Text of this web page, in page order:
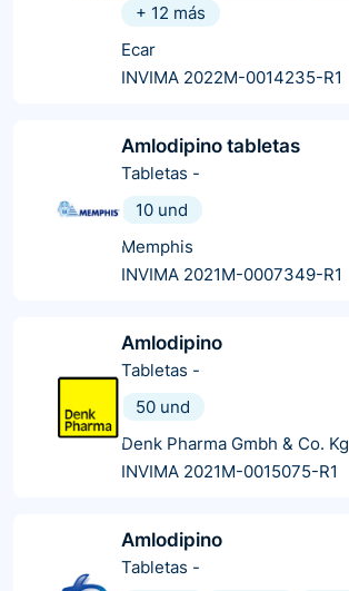
+ 12 más
Ecar
INVIMA 2022M-0014235-R1
Amlodipino tabletas
Tabletas -
10 und
Memphis
INVIMA 2021M-0007349-R1
Amlodipino
Tabletas -
50 und
Denk Pharma Gmbh & Co. Kg
INVIMA 2021M-0015075-R1
Amlodipino
Tabletas -